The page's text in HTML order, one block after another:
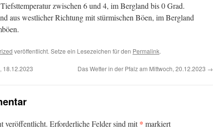
zwischen 6 und 4, im Bergland bis 0 Grad.
aus westlicher Richtung mit stürmischen Böen, im Bergland
veröffentlicht. Setze ein Lesezeichen für den Permalink.
18.12.2023 Das Wetter in der Pfalz am Mittwoch, 20.12.2023 →
veröffentlicht. Erforderliche Felder sind mit* markiert